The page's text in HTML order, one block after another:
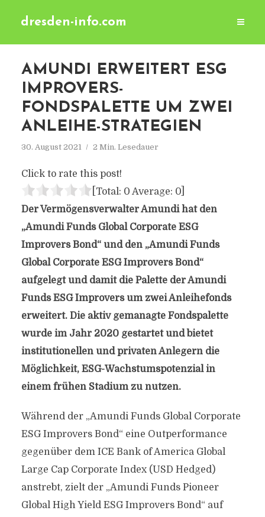
dresden-info.com
AMUNDI ERWEITERT ESG
IMPROVERS-
FONDSPALETTE UM ZWEI
ANLEIHE-STRATEGIEN
30. August 2021 2 Min. Lesedauer
Click to rate this post!
[Total: 0 Average: 0]
Der Vermögensverwalter Amundi hat den
„Amundi Funds Global Corporate ESG
Improvers Bond“ und den „Amundi Funds
Global Corporate ESG Improvers Bond“
aufgelegt und damit die Palette der Amundi
Funds ESG Improvers um zwei Anleihefonds
erweitert. Die aktiv gemanagte Fondspalette
wurde im Jahr 2020 gestartet und bietet
institutionellen und privaten Anlegern die
Möglichkeit, ESG-Wachstumspotenzial in
einem frühen Stadium zu nutzen.
Während der „Amundi Funds Global Corporate
ESG Improvers Bond“ eine Outperformance
gegenüber dem ICE Bank of America Global
Large Cap Corporate Index (USD Hedged)
anstrebt, zielt der „Amundi Funds Pioneer
Global High Yield ESG Improvers Bond“ auf